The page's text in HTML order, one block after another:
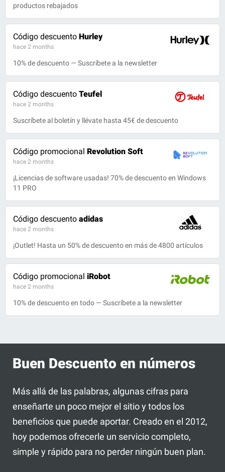
productos rebajados
Código descuento Hurley
hace 2 months
10% de descuento — Suscríbete a la newsletter
Código descuento Teufel
hace 2 months
Suscríbete al boletín y llévate hasta 45€ de descuento
Código promocional Revolution Soft
hace 2 months
¡Licencias de software usadas! 70% de descuento en Windows
11 PRO
Código descuento adidas
hace 2 months
¡Outlet! Hasta un 50% de descuento en más de 4800 artículos
Código promocional iRobot
hace 2 months
10% de descuento en todo — Suscríbete a la newsletter
Buen Descuento en números
Más allá de las palabras, algunas cifras para
enseñarte un poco mejor el sitio y todos los
beneficios que puede aportar. Creado en el 2012,
hoy podemos ofrecerle un servicio completo,
simple y rápido para no perder ningún buen plan.